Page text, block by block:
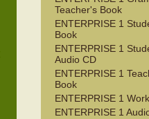
Teacher's Book
ENTERPRISE 1
Book
ENTERPRISE 1
Audio CD
ENTERPRISE 1
Book
ENTERPRISE 1
ENTERPRISE 1